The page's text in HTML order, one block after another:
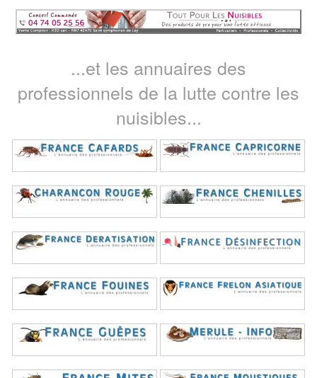
...et les annuaires des
professionnels de la lutte contre les
nuisibles...